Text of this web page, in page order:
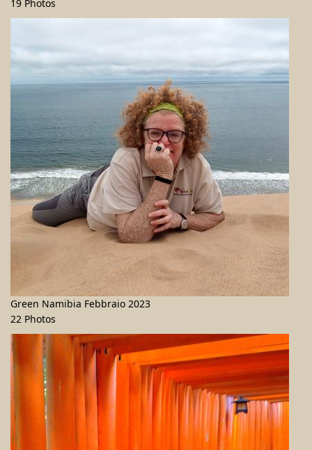
19 Photos
Green Namibia Febbraio 2023
22 Photos